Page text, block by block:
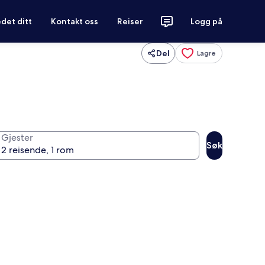
ditt Kontakt oss Reiser Logg på
Del Lagre
Gjester
Søk